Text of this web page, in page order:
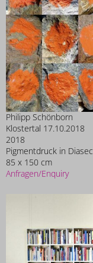
Philipp Schönborn
Klostertal 17.10.2018
2018
Pigmentdruck in Diasec
85 x 150 cm
Anfragen/Enquiry